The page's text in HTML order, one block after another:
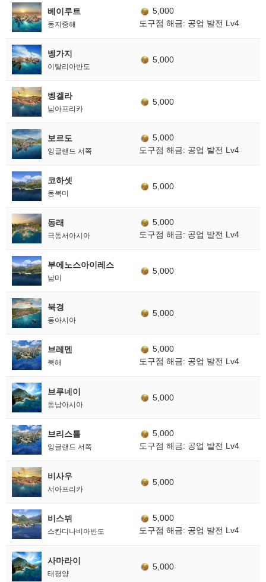
베이루트
동지중해
5,000
도구점 해금: 공업 발전 Lv4
벵가지
이탈리아반도
5,000
벵겔라
남아프리카
5,000
보르도
잉글랜드 서쪽
5,000
도구점 해금: 공업 발전 Lv4
코하셋
동북미
5,000
동래
극동서아시아
5,000
도구점 해금: 공업 발전 Lv4
부에노스아이레스
남미
5,000
북경
동아시아
5,000
브레멘
북해
5,000
도구점 해금: 공업 발전 Lv4
브루네이
동남아시아
5,000
브리스틀
잉글랜드 서쪽
5,000
도구점 해금: 공업 발전 Lv4
비사우
서아프리카
5,000
비스뷔
스칸디나비아반도
5,000
도구점 해금: 공업 발전 Lv4
사마라이
태평양
5,000